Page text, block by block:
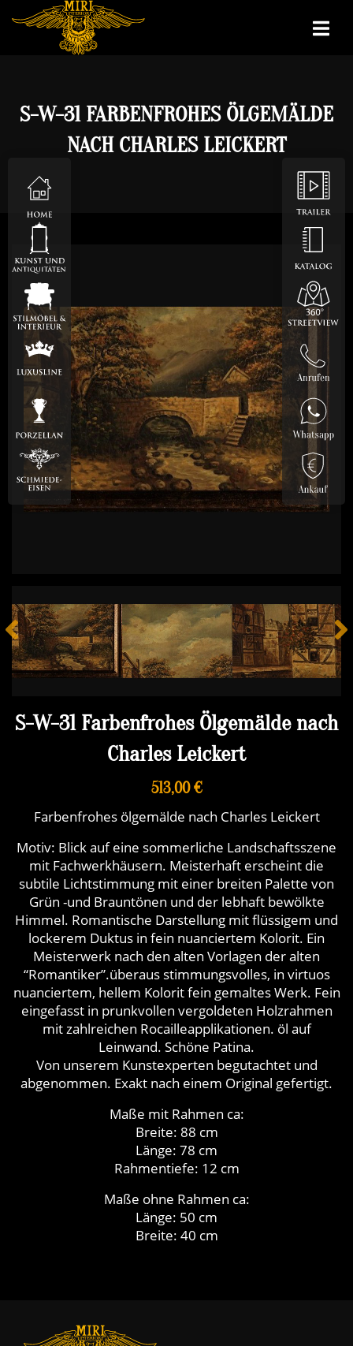
S-W-31 FARBENFROHES ÖLGEMÄLDE
NACH CHARLES LEICKERT
S-W-31 Farbenfrohes Ölgemälde nach
Charles Leickert
513,00 €
Farbenfrohes ölgemälde nach Charles Leickert
Motiv: Blick auf eine sommerliche Landschaftsszene
mit Fachwerkhäusern. Meisterhaft erscheint die
subtile Lichtstimmung mit einer breiten Palette von
Grün -und Brauntönen und der lebhaft bewölkte
Himmel. Romantische Darstellung mit flüssigem und
lockerem Duktus in fein nuanciertem Kolorit. Ein
Meisterwerk nach den alten Vorlagen der alten
“Romantiker”.überaus stimmungsvolles, in virtuos
nuanciertem, hellem Kolorit fein gemaltes Werk. Fein
eingefasst in prunkvollen vergoldeten Holzrahmen
mit zahlreichen Rocailleapplikationen. öl auf
Leinwand. Schöne Patina.
Von unserem Kunstexperten begutachtet und
abgenommen. Exakt nach einem Original gefertigt.
Maße mit Rahmen ca:
Breite: 88 cm
Länge: 78 cm
Rahmentiefe: 12 cm
Maße ohne Rahmen ca:
Länge: 50 cm
Breite: 40 cm